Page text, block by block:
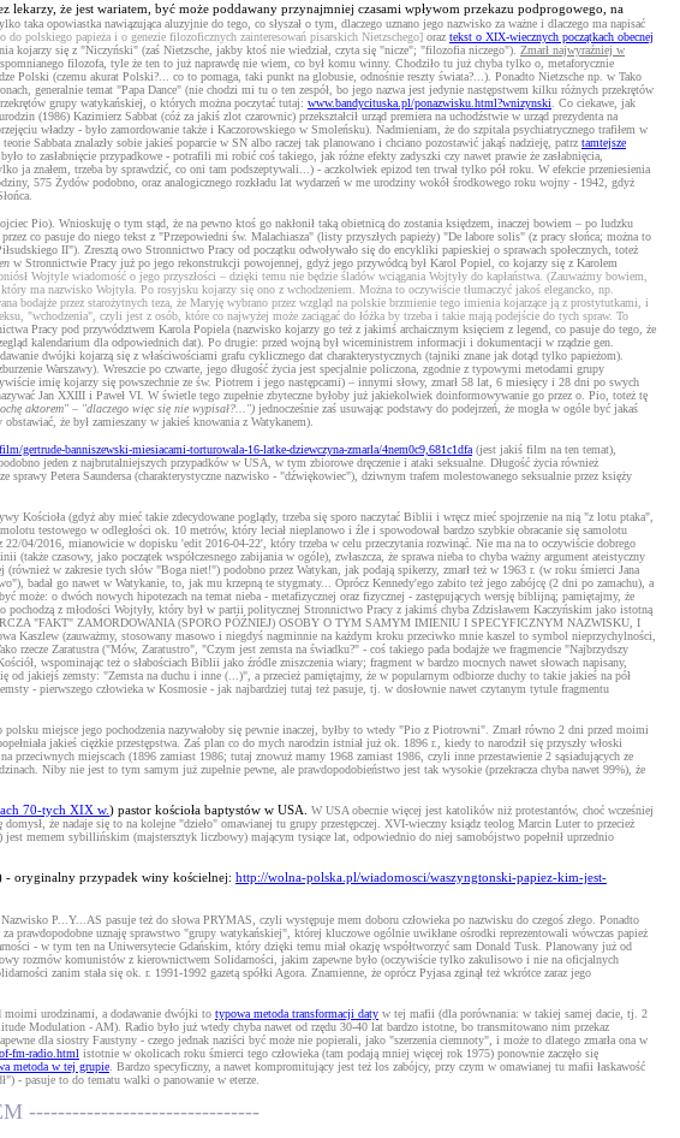
że jest wariatem, być może poddawany przynajmniej czasami wpływom przekazu podprogowego, na
opowiastka nawiązująca aluzyjnie do tego, co słyszał o tym, dlaczego uznano jego nazwisko za ważne i dlaczego ma napisać
polskiego papieża i o genezie filozoficznych zainteresowań pisarskich Nietzschego] oraz tekst o XIX-wiecznych początkach obecnej
kojarzy się z "Niczyński" (zaś Nietzsche, jakby ktoś nie wiedział, czyta się "nicze"; "filozofia niczego"). Zmarł najwyraźniej w
filozofa, tyle że ten to już naprawdę nie wiem, co był komu winny. Chodziło tu już chyba tylko o, metaforycznie
Polski (czemu akurat Polski?... co to pomaga, taki punkt na globusie, odnośnie reszty świata?...). Ponadto Nietzsche np. w Tako
generalnie temat "Papa Dance" (nie chodzi mi tu o ten zespół, bo jego nazwa jest jedynie następstwem kilku różnych przekrętów
grupy watykańskiej, o których można poczytać tutaj: www.bandycituska.pl/ponazwisku.html?wnizynski . Co ciekawe, jak
(1986) Kazimierz Sabbat (cóż za jakiś zlot czarownic) przekształcił urząd premiera na uchodźstwie w urząd prezydenta na
władzy - było zamordowanie także i Kaczorowskiego w Smoleńsku). Nadmieniam, że do szpitala psychiatrycznego trafiłem w
Sabbata znalazły sobie jakieś poparcie w SN albo raczej tak planowano i chciano pozostawić jakąś nadzieję, patrz tamtejsze
to zasłabnięcie przypadkowe - potrafili mi robić coś takiego, jak różne efekty zadyszki czy nawet prawie że zasłabnięcia,
znałem, trzeba by sprawdzić, co oni tam podszeptywali...) - aczkolwiek epizod ten trwał tylko pół roku. W efekcie przeniesienia
575 Żydów podobno, oraz analogicznego rozkładu lat wydarzeń w me urodziny wokół środkowego roku wojny - 1942, gdyż
Pio). Wnioskuję o tym stąd, że na pewno ktoś go nakłonił taką obietnicą do zostania księdzem, inaczej bowiem – po ludzku
co pasuje do niego tekst z "Przepowiedni św. Malachiasza" (listy przyszłych papieży) "De labore solis" (z pracy słońca; można to
II"). Zresztą owo Stronnictwo Pracy od początku odwoływało się do encykliki papieskiej o sprawach społecznych, toteż
w Stronnictwie Pracy już po jego rekonstrukcji powojennej, gdyż jego przywódcą był Karol Popiel, co kojarzy się z Karolem
Wojtyle wiadomość o jego przyszłości – dzięki temu nie będzie śladów wciągania Wojtyły do kapłaństwa. (Zauważmy bowiem,
ma nazwisko Wojtyła. Po rosyjsku kojarzy się ono z wchodzeniem. Można to oczywiście tłumaczyć jakoś elegancko, np.
bodajże przez starożytnych teza, że Maryję wybrano przez wzgląd na polskie brzmienie tego imienia kojarzące ją z prostytutkami, i
"wchodzenia", czyli jest z osób, które co najwyżej może zaciągać do łóżka by trzeba i takie mają podejście do tych spraw. To
Pracy pod przywództwem Karola Popiela (nazwisko kojarzy go też z jakimś archaicznym księciem z legend, co pasuje do tego, że
kalendarium dla odpowiednich dat). Po drugie: przed wojną był wiceministrem informacji i dokumentacji w rządzie gen.
dwójki kojarzą się z właściwościami grafu cyklicznego dat charakterystycznych (tajniki znane jak dotąd tylko papieżom).
Warszawy). Wreszcie po czwarte, jego długość życia jest specjalnie policzona, zgodnie z typowymi metodami grupy
imię kojarzy się powszechnie ze św. Piotrem i jego następcami) – innymi słowy, zmarł 58 lat, 6 miesięcy i 28 dni po swych
Jan XXIII i Paweł VI. W świetle tego zupełnie zbyteczne byłoby już jakiekolwiek doinformowywanie go przez o. Pio, toteż tę
aktorem" – "dlaczego więc się nie wypisał?...") jednocześnie zaś usuwając podstawy do podejrzeń, że mogła w ogóle być jakaś
że był zamieszany w jakieś knowania z Watykanem).
gertrude-banniszewski-miesiacami-torturowala-16-latke-dziewczyna-zmarla/4nem0c9,681c1dfa (jest jakiś film na ten temat),
jeden z najbrutalniejszych przypadków w USA, w tym zbiorowe dręczenie i ataki seksualne. Długość życia również
Petera Saundersa (charakterystyczne nazwisko - "dźwiękowiec"), dziwnym trafem molestowanego seksualnie przez księży
Kościoła (gdyż aby mieć takie zdecydowane poglądy, trzeba się sporo naczytać Biblii i wręcz mieć spojrzenie na nią "z lotu ptaka",
testowego w odległości ok. 10 metrów, który leciał nieplanowo i źle i spowodował bardzo szybkie obracanie się samolotu
04/2016, mianowicie w dopisku 'edit 2016-04-22', który trzeba w celu przeczytania rozwinąć. Nie ma na to oczywiście dobrego
czasowy, jako początek współczesnego zabijania w ogóle), zwłaszcza, że sprawa nieba to chyba ważny argument ateistyczny
w zakresie tych słów "Boga niet!") podobno przez Watykan, jak podają spikerzy, zmarł też w 1963 r. (w roku śmierci Jana
badał go nawet w Watykanie, to, jak mu krzepną te stygmaty... Oprócz Kennedy'ego zabito też jego zabójcę (2 dni po zamachu), a
o dwóch nowych hipotezach na temat nieba - metafizycznej oraz fizycznej - zastępujących wersję biblijną; pamiętajmy, że
z młodości Wojtyły, który był w partii politycznej Stronnictwo Pracy z jakimś chyba Zdzisławem Kaczyńskim jako istotną
"FAKT" ZAMORDOWANIA (SPORO PÓŹNIEJ) OSOBY O TYM SAMYM IMIENIU I SPECYFICZNYM NAZWISKU, I
(zauważmy, stosowany masowo i niegdyś nagminnie na każdym kroku przeciwko mnie kaszel to symbol nieprzychylności,
rzecze Zaratustra ("Mów, Zaratustro", "Czym jest zemsta na świadku?" - coś takiego pada bodajże we fragmencie "Najbrzydszy
wspominając też o słabościach Biblii jako źródle zniszczenia wiary; fragment w bardzo mocnych nawet słowach napisany,
od jakiejś zemsty: "Zemsta na duchu i inne (...)", a przecież pamiętajmy, że w popularnym odbiorze duchy to takie jakieś na pół
- pierwszego człowieka w Kosmosie - jak najbardziej tutaj też pasuje, tj. w dosłownie nawet czytanym tytule fragmentu
polsku miejsce jego pochodzenia nazywałoby się pewnie inaczej, byłby to wtedy "Pio z Piotrowni". Zmarł równo 2 dni przed moimi
jakieś ciężkie przestępstwa. Zaś plan co do mych narodzin istniał już ok. 1896 r., kiedy to narodził się przyszły włoski
miejscach (1896 zamiast 1986; tutaj znowuż mamy 1968 zamiast 1986, czyli inne przestawienie 2 sąsiadujących ze
Niby nie jest to tym samym już zupełnie pewne, ale prawdopodobieństwo jest tak wysokie (przekracza chyba nawet 99%), że
70-tych XIX w.) pastor kościoła baptystów w USA. W USA obecnie więcej jest katolików niż protestantów, choć wcześniej
że nadaje się to na kolejne "dzieło" omawianej tu grupy przestępczej. XVI-wieczny ksiądz teolog Marcin Luter to przecież
memem sybillińskim (majstersztyk liczbowy) mającym tysiące lat, odpowiednio do niej samobójstwo popełnił uprzednio
- oryginalny przypadek winy kościelnej: http://wolna-polska.pl/wiadomosci/waszyngtonski-papiez-kim-jest-
Nazwisko P...Y...AS pasuje też do słowa PRYMAS, czyli występuje mem doboru człowieka po nazwisku do czegoś złego. Ponadto
uznaję sprawstwo "grupy watykańskiej", której kluczowe ogólnie uwikłane ośrodki reprezentowali wówczas papież
- w tym ten na Uniwersytecie Gdańskim, który dzięki temu miał okazję współtworzyć sam Donald Tusk. Planowany już od
rozmów komunistów z kierownictwem Solidarności, jakim zapewne było (oczywiście tylko zakulisowo i nie na oficjalnych
zanim stała się ok. r. 1991-1992 gazetą spółki Agora. Znamienne, że oprócz Pyjasa zginął też wkrótce zaraz jego
moimi urodzinami, a dodawanie dwójki to typowa metoda transformacji daty w tej mafii (dla porównania: w takiej samej dacie, tj. 2
Modulation - AM). Radio było już wtedy chyba nawet od rzędu 30-40 lat bardzo istotne, bo transmitowano nim przekaz
dla siostry Faustyny - czego jednak naziści być może nie popierali, jako "szerzenia ciemnoty", i może to dlatego zmarła ona w
fm-radio.html istotnie w okolicach roku śmierci tego człowieka (tam podają mniej więcej rok 1975) ponownie zaczęło się
metoda w tej grupie . Bardzo specyficzny, a nawet kompromitujący jest też los zabójcy, przy czym w omawianej tu mafii łaskawość
- pasuje to do tematu walki o panowanie w eterze.
--------------------------------